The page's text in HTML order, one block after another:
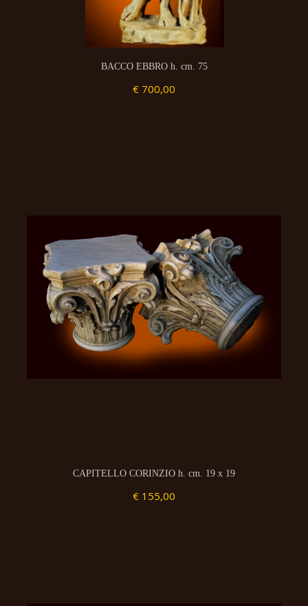
BACCO EBBRO h. cm. 75
€ 700,00
CAPITELLO CORINZIO h. cm. 19 x 19
€ 155,00